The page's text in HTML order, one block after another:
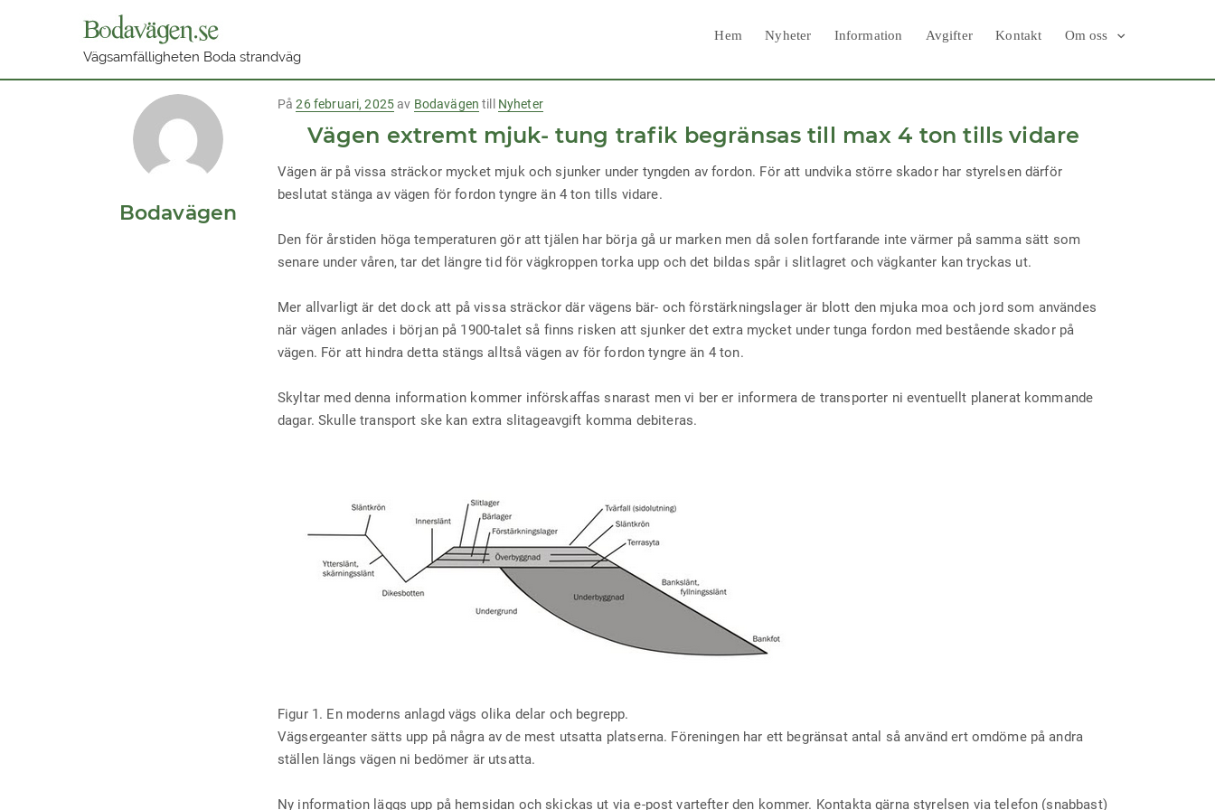
Hem Nyheter Information Avgifter Kontakt Om oss
Bodavägen
PåPublicerad
26 februari, 2025av Bodavägen till Nyheter
Vägen extremt mjuk- tung trafik begränsas till max 4 ton tills vidare
Vägen är på vissa sträckor mycket mjuk och sjunker under tyngden av fordon. För att undvika större skador har styrelsen därför
beslutat stänga av vägen för fordon tyngre än 4 ton tills vidare.
Den för årstiden höga temperaturen gör att tjälen har börja gå ur marken men då solen fortfarande inte värmer på samma sätt som
senare under våren, tar det längre tid för vägkroppen torka upp och det bildas spår i slitlagret och vägkanter kan tryckas ut.
Mer allvarligt är det dock att på vissa sträckor där vägens bär- och förstärkningslager är blott den mjuka moa och jord som användes
när vägen anlades i början på 1900-talet så finns risken att sjunker det extra mycket under tunga fordon med bestående skador på
vägen. För att hindra detta stängs alltså vägen av för fordon tyngre än 4 ton.
Skyltar med denna information kommer införskaffas snarast men vi ber er informera de transporter ni eventuellt planerat kommande
dagar. Skulle transport ske kan extra slitageavgift komma debiteras.
Figur 1. En moderns anlagd vägs olika delar och begrepp.
Vägsergeanter sätts upp på några av de mest utsatta platserna. Föreningen har ett begränsat antal så använd ert omdöme på andra
ställen längs vägen ni bedömer är utsatta.
Ny information läggs upp på hemsidan och skickas ut via e-post vartefter den kommer. Kontakta gärna styrelsen via telefon (snabbast)